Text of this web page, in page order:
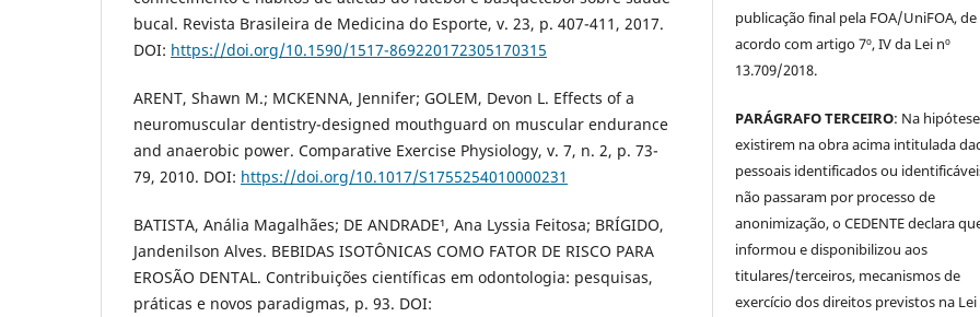
bucal. Revista Brasileira de Medicina do Esporte, v. 23, p. 407-411, 2017.
DOI: https://doi.org/10.1590/1517-869220172305170315
ARENT, Shawn M.; MCKENNA, Jennifer; GOLEM, Devon L. Effects of a
neuromuscular dentistry-designed mouthguard on muscular endurance
and anaerobic power. Comparative Exercise Physiology, v. 7, n. 2, p. 73-
79, 2010. DOI: https://doi.org/10.1017/S1755254010000231
BATISTA, Anália Magalhães; DE ANDRADE¹, Ana Lyssia Feitosa; BRÍGIDO,
Jandenilson Alves. BEBIDAS ISOTÔNICAS COMO FATOR DE RISCO PARA
EROSÃO DENTAL. Contribuições científicas em odontologia: pesquisas,
práticas e novos paradigmas, p. 93. DOI:
publicação final pela FOA/UniFOA, de
acordo com artigo 7º, IV da Lei nº
13.709/2018.
PARÁGRAFO TERCEIRO: Na
existirem na obra acima intitulada
pessoais identificados ou
não passaram por processo de
anonimização, o CEDENTE declara
informou e disponibilizou aos
titulares/terceiros, mecanismos de
exercício dos direitos previstos na Lei